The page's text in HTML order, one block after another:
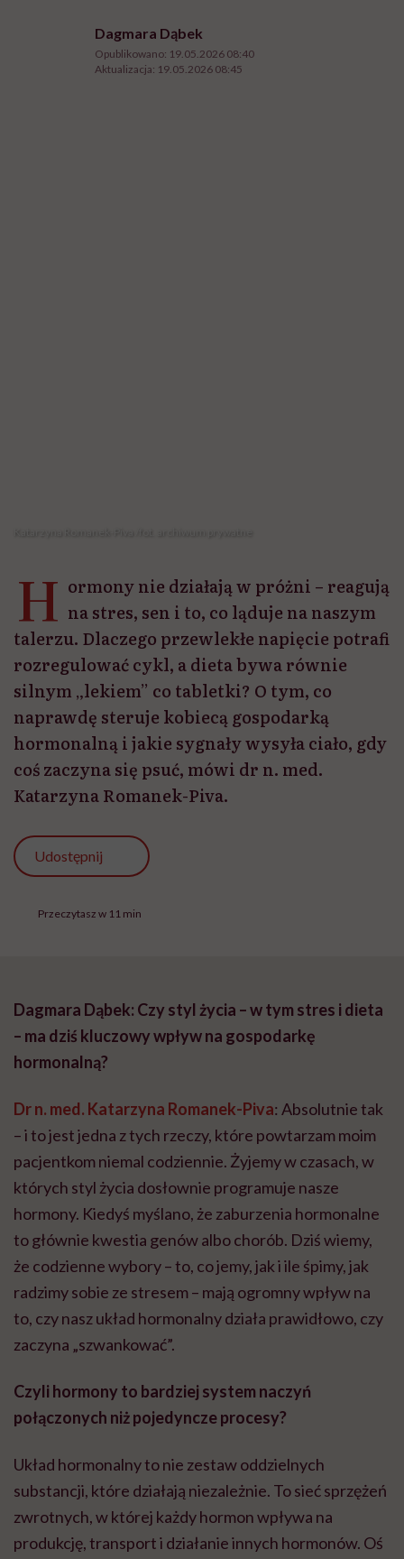
Dagmara Dąbek
Opublikowano: 19.05.2026 08:40
Aktualizacja: 19.05.2026 08:45
H ormony nie działają w próżni – reagują
na stres, sen i to, co ląduje na naszym
talerzu. Dlaczego przewlekłe napięcie potrafi
rozregulować cykl, a dieta bywa równie
silnym „lekiem” co tabletki? O tym, co
naprawdę steruje kobiecą gospodarką
hormonalną i jakie sygnały wysyła ciało, gdy
coś zaczyna się psuć, mówi dr n. med.
Katarzyna Romanek-Piva.
Udostępnij
Przeczytasz w 11 min
Dagmara Dąbek: Czy styl życia – w tym stres i dieta
– ma dziś kluczowy wpływ na gospodarkę
hormonalną?
Dr n. med. Katarzyna Romanek-Piva: Absolutnie tak
– i to jest jedna z tych rzeczy, które powtarzam moim
pacjentkom niemal codziennie. Żyjemy w czasach, w
których styl życia dosłownie programuje nasze
hormony. Kiedyś myślano, że zaburzenia hormonalne
to głównie kwestia genów albo chorób. Dziś wiemy,
że codzienne wybory – to, co jemy, jak i ile śpimy, jak
radzimy sobie ze stresem – mają ogromny wpływ na
to, czy nasz układ hormonalny działa prawidłowo, czy
zaczyna „szwankować”.
Czyli hormony to bardziej system naczyń
połączonych niż pojedyncze procesy?
Układ hormonalny to nie zestaw oddzielnych
substancji, które działają niezależnie. To sieć sprzężeń
zwrotnych, w której każdy hormon wpływa na
produkcję, transport i działanie innych hormonów. Oś